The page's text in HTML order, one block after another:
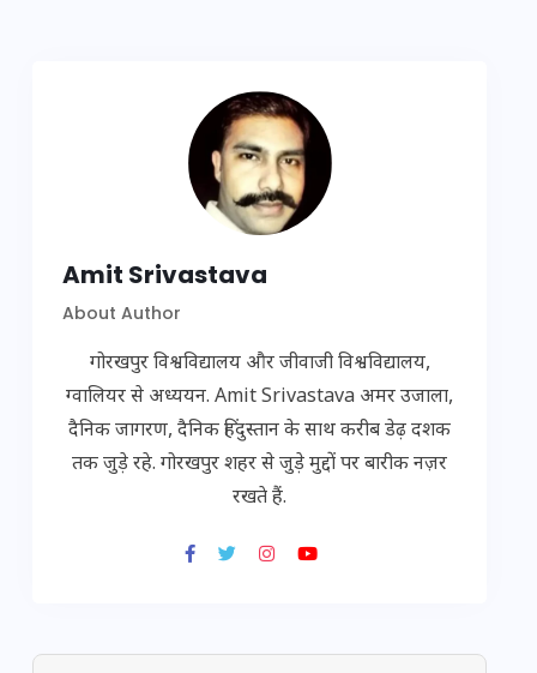
Amit Srivastava
About Author
गोरखपुर विश्वविद्यालय और जीवाजी विश्वविद्यालय,
ग्वालियर से अध्ययन. Amit Srivastava अमर उजाला,
दैनिक जागरण, दैनिक हिंदुस्तान के साथ करीब डेढ़ दशक
तक जुड़े रहे. गोरखपुर शहर से जुड़े मुद्दों पर बारीक नज़र
रखते हैं.